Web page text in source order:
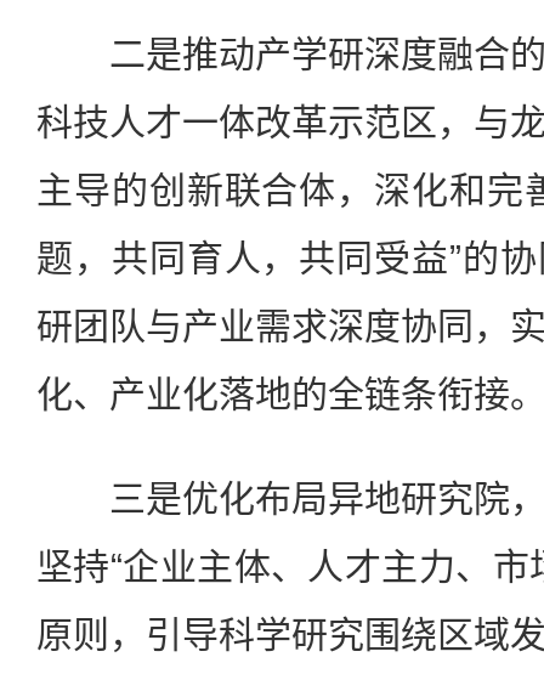
二是推动产学研深度融合的
科技人才一体改革示范区，与
主导的创新联合体，深化和完
题，共同育人，共同受益”的
研团队与产业需求深度协同，
化、产业化落地的全链条衔接
三是优化布局异地研究院，
坚持“企业主体、人才主力、
原则，引导科学研究围绕区域